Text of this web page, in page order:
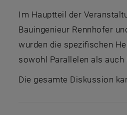
Im Hauptteil der
Bauingenieur Rennhofer
wurden die spezifischen
sowohl Parallelen als auch
Die gesamte Diskussion